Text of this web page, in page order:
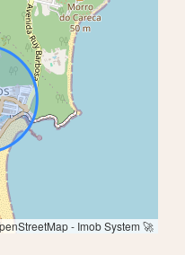
- Imob System 🚀